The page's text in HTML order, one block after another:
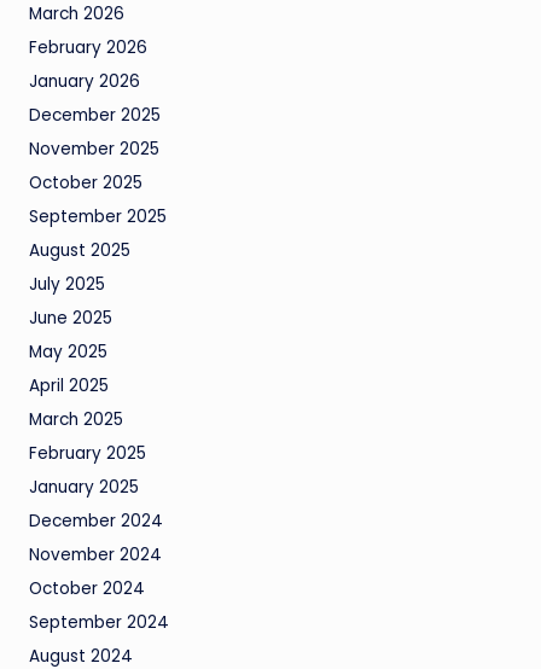
March 2026
February 2026
January 2026
December 2025
November 2025
October 2025
September 2025
August 2025
July 2025
June 2025
May 2025
April 2025
March 2025
February 2025
January 2025
December 2024
November 2024
October 2024
September 2024
August 2024